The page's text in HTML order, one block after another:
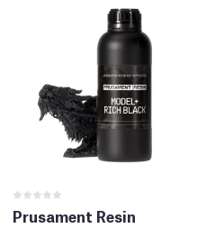
Prusament Resin